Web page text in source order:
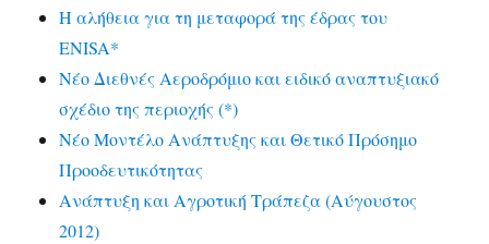
Η αλήθεια για τη μεταφορά της έδρας του
ENISA*
Νέο Διεθνές Αεροδρόμιο και ειδικό αναπτυξιακό
σχέδιο της περιοχής (*)
Νέο Μοντέλο Ανάπτυξης και Θετικό Πρόσημο
Προοδευτικότητας
Ανάπτυξη και Αγροτική Τράπεζα (Αύγουστος
2012)